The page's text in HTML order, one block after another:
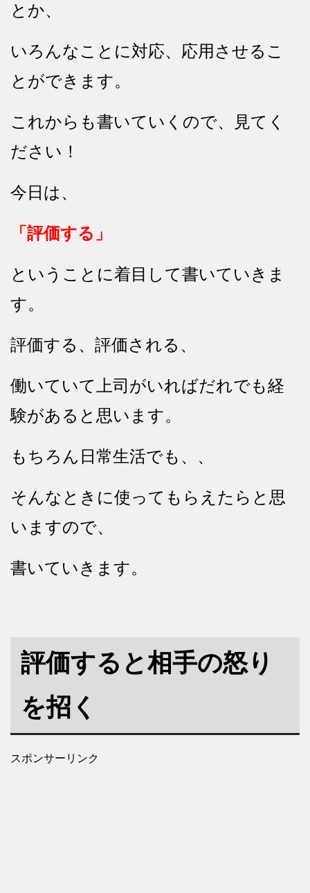
とか、
いろんなことに対応、応用させるこ
とができます。
これからも書いていくので、見てく
ださい！
今日は、
「評価する」
ということに着目して書いていきま
す。
評価する、評価される、
働いていて上司がいればだれでも経
験があると思います。
もちろん日常生活でも、、
そんなときに使ってもらえたらと思
いますので、
書いていきます。
評価すると相手の怒り
を招く
スポンサーリンク